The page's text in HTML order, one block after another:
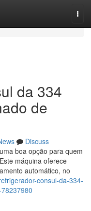
da 334
de
Discuss
boa opção para quem
máquina oferece
automático, no
consul-da-334-